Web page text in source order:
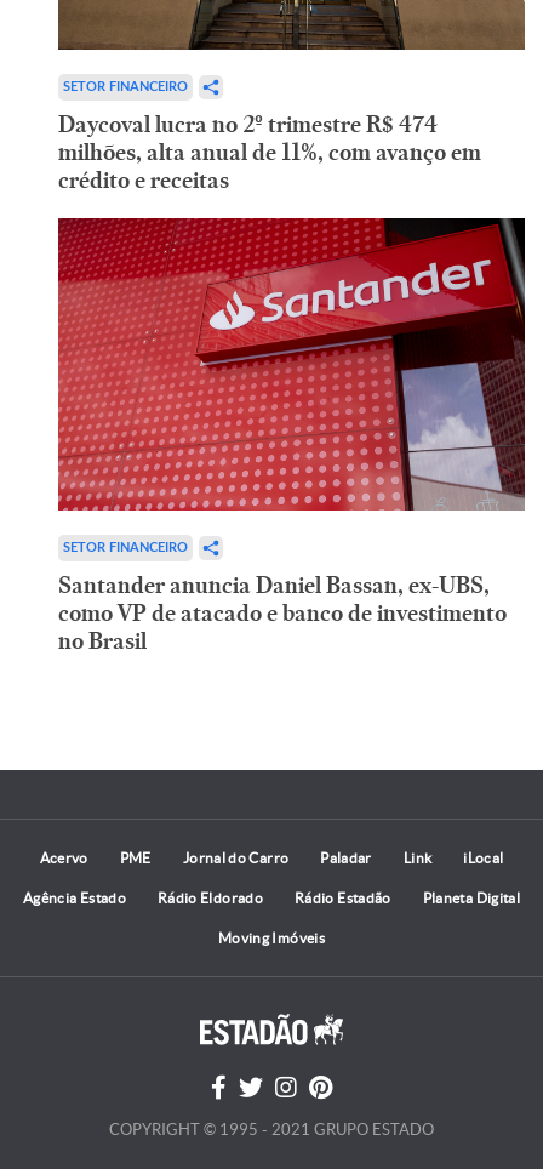
SETOR FINANCEIRO
Daycoval lucra no 2º trimestre R$ 474
milhões, alta anual de 11%, com avanço em
crédito e receitas
SETOR FINANCEIRO
Santander anuncia Daniel Bassan, ex-UBS,
como VP de atacado e banco de investimento
no Brasil
Acervo PME Jornal do Carro Paladar Link iLocal
Agência Estado Rádio Eldorado Rádio Estadão Planeta Digital
Moving Imóveis
COPYRIGHT © 1995 - 2021 GRUPO ESTADO